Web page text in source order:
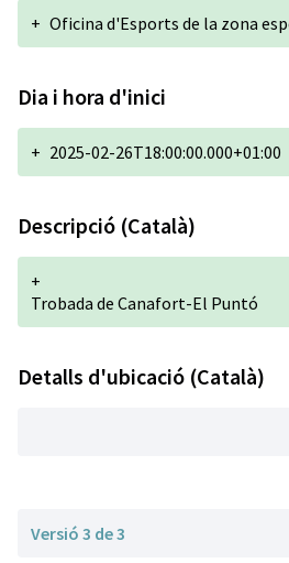
+ Oficina d'Esports de la zona
Dia i hora d'inici
+ 2025-02-26T18:00:00.000+01:00
Descripció (Català)
+
Trobada de Canafort-El Puntó
Detalls d'ubicació (Català)
Versió 3 de 3